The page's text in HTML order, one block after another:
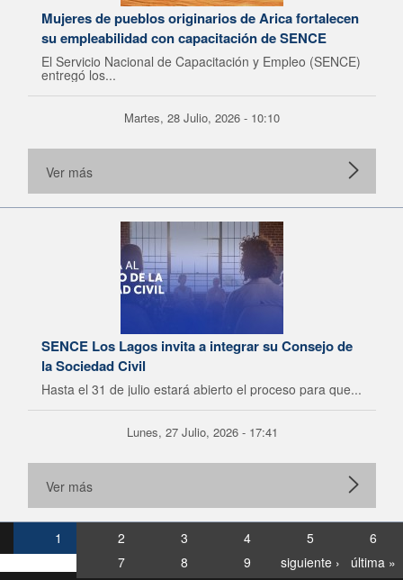
Mujeres de pueblos originarios de Arica fortalecen
su empleabilidad con capacitación de SENCE
El Servicio Nacional de Capacitación y Empleo (SENCE)
entregó los...
Martes, 28 Julio, 2026 - 10:10
Ver más
SENCE Los Lagos invita a integrar su Consejo de
la Sociedad Civil
Hasta el 31 de julio estará abierto el proceso para que...
Lunes, 27 Julio, 2026 - 17:41
Ver más
1 2 3 4 5
6
7
8 9 siguiente › última »